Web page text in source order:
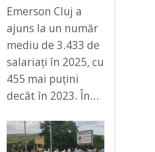
Emerson Cluj a
ajuns la un număr
mediu de 3.433 de
salariați în 2025, cu
455 mai puțini
decât în 2023. În…